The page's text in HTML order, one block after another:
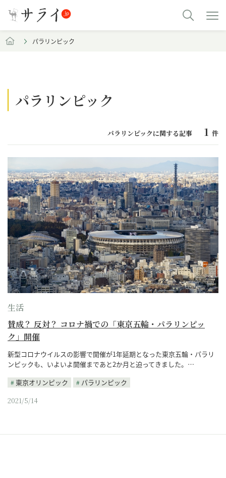
パラリンピック
パラリンピック
パラリンピックに関する記事 1 件
生活
賛成？ 反対？ コロナ禍での「東京五輪・パラリンピッ
ク」開催
新型コロナウイルスの影響で開催が1年延期となった東京五輪・パラリ
ンピックも、いよいよ開催まであと2か月と迫ってきました。…
東京オリンピック
パラリンピック
2021/5/14